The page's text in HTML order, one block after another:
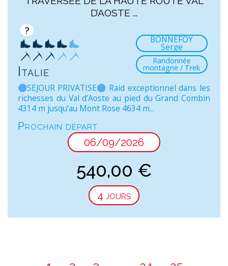
D’AOSTE ...
?
Italie
BONNEFOY
Serge
Randonnée
montagne / Trek
SEJOUR PRIVATISE
Raid exceptionnel dans les
richesses du Val d’Aoste au pied du Grand Combin
4314 m jusqu’au Mont Rose 4634 m...
Prochain départ
06/09/2026
540,00 €
4 jours